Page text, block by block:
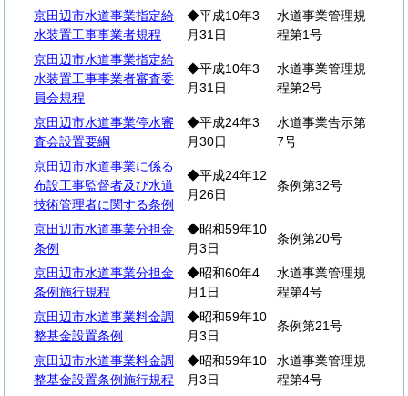
京田辺市水道事業指定給
水装置工事事業者規程
◆平成10年3
月31日
水道事業管理規
程第1号
京田辺市水道事業指定給
水装置工事事業者審査委
員会規程
◆平成10年3
月31日
水道事業管理規
程第2号
京田辺市水道事業停水審
査会設置要綱
◆平成24年3
月30日
水道事業告示第
7号
京田辺市水道事業に係る
布設工事監督者及び水道
技術管理者に関する条例
◆平成24年12
月26日
条例第32号
京田辺市水道事業分担金
条例
◆昭和59年10
月3日
条例第20号
京田辺市水道事業分担金
条例施行規程
◆昭和60年4
月1日
水道事業管理規
程第4号
京田辺市水道事業料金調
整基金設置条例
◆昭和59年10
月3日
条例第21号
京田辺市水道事業料金調
整基金設置条例施行規程
◆昭和59年10
月3日
水道事業管理規
程第4号